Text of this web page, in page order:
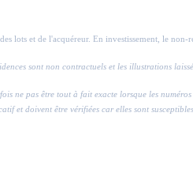
lots et de l'acquéreur. En investissement, le
sont non contractuels et les illustrations
ne pas être tout à fait exacte lorsque les
et doivent être vérifiées car elles sont